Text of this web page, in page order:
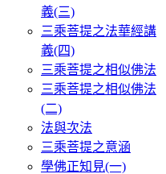
義(三)
三乘菩提之法華經講
義(四)
三乘菩提之相似佛法
三乘菩提之相似佛法
(二)
法與次法
三乘菩提之意涵
學佛正知見(一)